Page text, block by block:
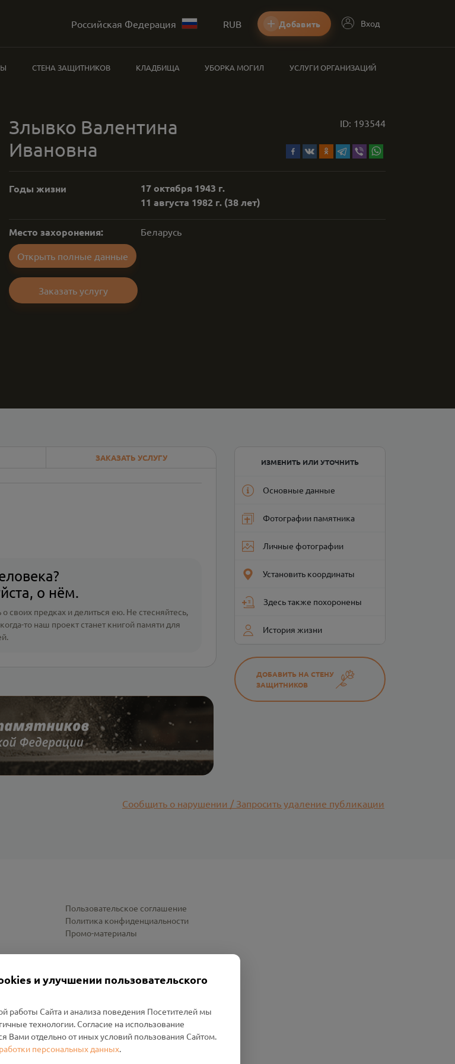
Российская Федерация RUB Добавить Вход
СТЕНА ЗАЩИТНИКОВ КЛАДБИЩА УБОРКА МОГИЛ УСЛУГИ ОРГАНИЗАЦИЙ
Злывко Валентина
Ивановна
ID: 193544
Годы жизни
17 октября 1943 г.
11 августа 1982 г. (38 лет)
Место захоронения: Беларусь
Открыть полные данные
Заказать услугу
ЗАКАЗАТЬ УСЛУГУ
о нём.
своих предках и делиться ею. Не стесняйтесь,
то наш проект станет книгой памяти для
ИЗМЕНИТЬ ИЛИ УТОЧНИТЬ
Основные данные
Фотографии памятника
Личные фотографии
Установить координаты
Здесь также похоронены
История жизни
ДОБАВИТЬ НА СТЕНУ
ЗАЩИТНИКОВ
Сообщить о нарушении / Запросить удаление публикации
Пользовательское соглашение
Политика конфиденциальности
Промо-материалы
улица Западная, д. 26А, пом. 18
и улучшении пользовательского
работы Сайта и анализа поведения Посетителей мы
технологии. Согласие на использование
Вами отдельно от иных условий пользования Сайтом.
персональных данных.